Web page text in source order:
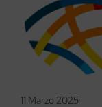
11 Marzo 2025